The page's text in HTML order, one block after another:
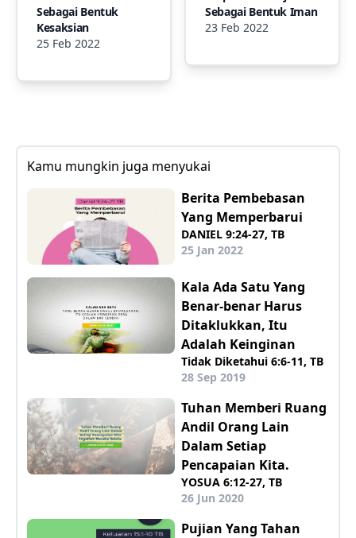
Sebagai Bentuk
Kesaksian
25 Feb 2022
Sebagai Bentuk Iman
23 Feb 2022
Kamu mungkin juga menyukai
Berita Pembebasan
Yang Memperbarui
DANIEL 9:24-27, TB
25 Jan 2022
Kala Ada Satu Yang
Benar-benar Harus
Ditaklukkan, Itu
Adalah Keinginan
Tidak Diketahui 6:6-11, TB
28 Sep 2019
Tuhan Memberi Ruang
Andil Orang Lain
Dalam Setiap
Pencapaian Kita.
YOSUA 6:12-27, TB
26 Jun 2020
Pujian Yang Tahan